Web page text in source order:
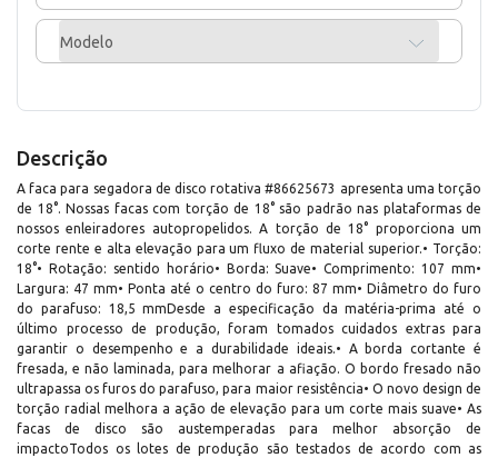
Modelo
Descrição
A faca para segadora de disco rotativa #86625673 apresenta uma torção
de 18°. Nossas facas com torção de 18° são padrão nas plataformas de
nossos enleiradores autopropelidos. A torção de 18° proporciona um
corte rente e alta elevação para um fluxo de material superior.• Torção:
18°• Rotação: sentido horário• Borda: Suave• Comprimento: 107 mm•
Largura: 47 mm• Ponta até o centro do furo: 87 mm• Diâmetro do furo
do parafuso: 18,5 mmDesde a especificação da matéria-prima até o
último processo de produção, foram tomados cuidados extras para
garantir o desempenho e a durabilidade ideais.• A borda cortante é
fresada, e não laminada, para melhorar a afiação. O bordo fresado não
ultrapassa os furos do parafuso, para maior resistência• O novo design de
torção radial melhora a ação de elevação para um corte mais suave• As
facas de disco são austemperadas para melhor absorção de
impactoTodos os lotes de produção são testados de acordo com as